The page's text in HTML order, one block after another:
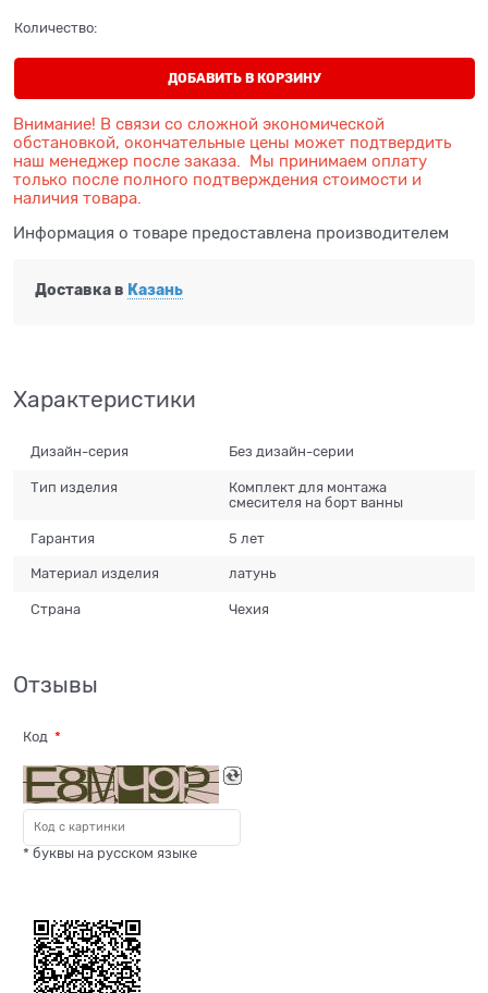
Количество:
ДОБАВИТЬ В КОРЗИНУ
Внимание! В связи со сложной экономической
обстановкой, окончательные цены может подтвердить
наш менеджер после заказа. Мы принимаем оплату
только после полного подтверждения стоимости и
наличия товара.
Информация о товаре предоставлена производителем
Доставка в Казань
Характеристики
Дизайн-серия Без дизайн-серии
Тип изделия
Комплект для монтажа
смесителя на борт ванны
Гарантия 5 лет
Материал изделия латунь
Страна Чехия
Отзывы
Код
* буквы на русском языке